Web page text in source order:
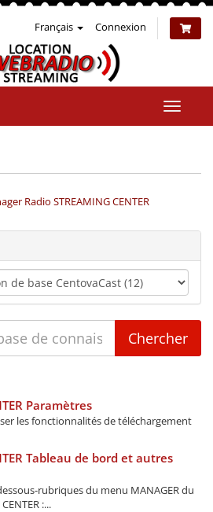
Français Connexion
la
Radio STREAMING CENTER
Paramètres
les fonctionnalités de téléchargement
Tableau de bord et autres
rubriques du menu MANAGER du
:...